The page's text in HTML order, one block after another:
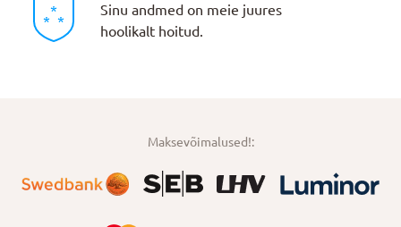
Sinu andmed on meie juures
hoolikalt hoitud.
Maksevõimalused!: